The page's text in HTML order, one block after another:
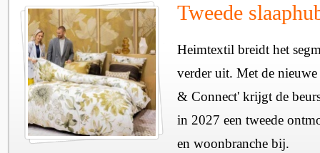
Tweede
Heimtextil breidt het
verder uit. Met de
& Connect' krijgt de
in 2027 een tweede
en woonbranche bij.